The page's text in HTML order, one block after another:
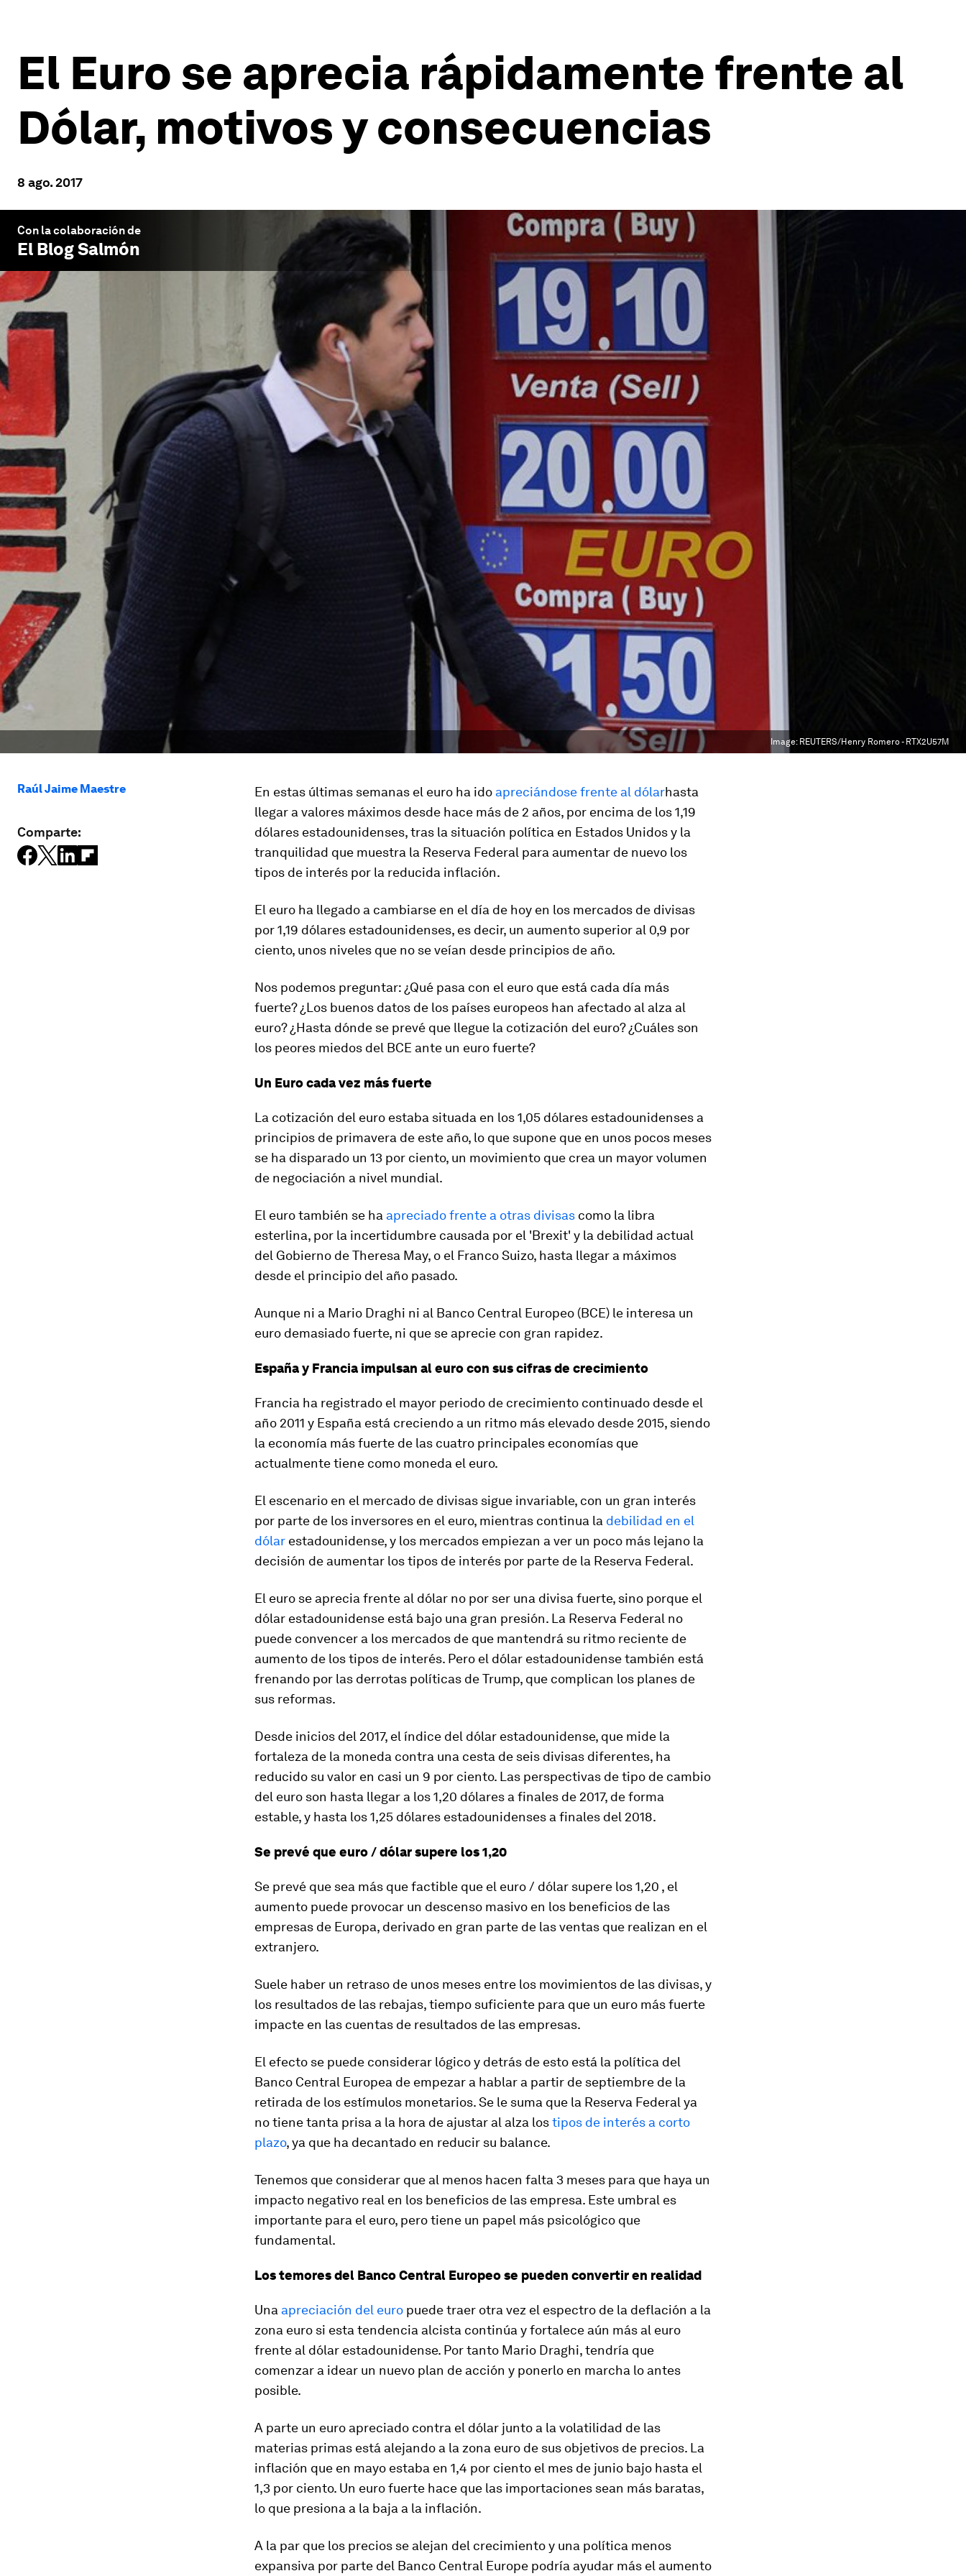
El Euro se aprecia rápidamente frente al
Dólar, motivos y consecuencias
8 ago. 2017
Con la colaboración de
El Blog Salmón
Image: REUTERS/Henry Romero - RTX2U57M
Raúl Jaime Maestre
Comparte:
En estas últimas semanas el euro ha ido apreciándose frente al dólarhasta
llegar a valores máximos desde hace más de 2 años, por encima de los 1,19
dólares estadounidenses, tras la situación política en Estados Unidos y la
tranquilidad que muestra la Reserva Federal para aumentar de nuevo los
tipos de interés por la reducida inflación.
El euro ha llegado a cambiarse en el día de hoy en los mercados de divisas
por 1,19 dólares estadounidenses, es decir, un aumento superior al 0,9 por
ciento, unos niveles que no se veían desde principios de año.
Nos podemos preguntar: ¿Qué pasa con el euro que está cada día más
fuerte? ¿Los buenos datos de los países europeos han afectado al alza al
euro? ¿Hasta dónde se prevé que llegue la cotización del euro? ¿Cuáles son
los peores miedos del BCE ante un euro fuerte?
Un Euro cada vez más fuerte
La cotización del euro estaba situada en los 1,05 dólares estadounidenses a
principios de primavera de este año, lo que supone que en unos pocos meses
se ha disparado un 13 por ciento, un movimiento que crea un mayor volumen
de negociación a nivel mundial.
El euro también se ha apreciado frente a otras divisas como la libra
esterlina, por la incertidumbre causada por el 'Brexit' y la debilidad actual
del Gobierno de Theresa May, o el Franco Suizo, hasta llegar a máximos
desde el principio del año pasado.
Aunque ni a Mario Draghi ni al Banco Central Europeo (BCE) le interesa un
euro demasiado fuerte, ni que se aprecie con gran rapidez.
España y Francia impulsan al euro con sus cifras de crecimiento
Francia ha registrado el mayor periodo de crecimiento continuado desde el
año 2011 y España está creciendo a un ritmo más elevado desde 2015, siendo
la economía más fuerte de las cuatro principales economías que
actualmente tiene como moneda el euro.
El escenario en el mercado de divisas sigue invariable, con un gran interés
por parte de los inversores en el euro, mientras continua la debilidad en el
dólar estadounidense, y los mercados empiezan a ver un poco más lejano la
decisión de aumentar los tipos de interés por parte de la Reserva Federal.
El euro se aprecia frente al dólar no por ser una divisa fuerte, sino porque el
dólar estadounidense está bajo una gran presión. La Reserva Federal no
puede convencer a los mercados de que mantendrá su ritmo reciente de
aumento de los tipos de interés. Pero el dólar estadounidense también está
frenando por las derrotas políticas de Trump, que complican los planes de
sus reformas.
Desde inicios del 2017, el índice del dólar estadounidense, que mide la
fortaleza de la moneda contra una cesta de seis divisas diferentes, ha
reducido su valor en casi un 9 por ciento. Las perspectivas de tipo de cambio
del euro son hasta llegar a los 1,20 dólares a finales de 2017, de forma
estable, y hasta los 1,25 dólares estadounidenses a finales del 2018.
Se prevé que euro / dólar supere los 1,20
Se prevé que sea más que factible que el euro / dólar supere los 1,20 , el
aumento puede provocar un descenso masivo en los beneficios de las
empresas de Europa, derivado en gran parte de las ventas que realizan en el
extranjero.
Suele haber un retraso de unos meses entre los movimientos de las divisas, y
los resultados de las rebajas, tiempo suficiente para que un euro más fuerte
impacte en las cuentas de resultados de las empresas.
El efecto se puede considerar lógico y detrás de esto está la política del
Banco Central Europea de empezar a hablar a partir de septiembre de la
retirada de los estímulos monetarios. Se le suma que la Reserva Federal ya
no tiene tanta prisa a la hora de ajustar al alza lostipos de interés a corto
plazo, ya que ha decantado en reducir su balance.
Tenemos que considerar que al menos hacen falta 3 meses para que haya un
impacto negativo real en los beneficios de las empresa. Este umbral es
importante para el euro, pero tiene un papel más psicológico que
fundamental.
Los temores del Banco Central Europeo se pueden convertir en realidad
Una apreciación del euro puede traer otra vez el espectro de la deflación a la
zona euro si esta tendencia alcista continúa y fortalece aún más al euro
frente al dólar estadounidense. Por tanto Mario Draghi, tendría que
comenzar a idear un nuevo plan de acción y ponerlo en marcha lo antes
posible.
A parte un euro apreciado contra el dólar junto a la volatilidad de las
materias primas está alejando a la zona euro de sus objetivos de precios. La
inflación que en mayo estaba en 1,4 por ciento el mes de junio bajo hasta el
1,3 por ciento. Un euro fuerte hace que las importaciones sean más baratas,
lo que presiona a la baja a la inflación.
A la par que los precios se alejan del crecimiento y una política menos
expansiva por parte del Banco Central Europe podría ayudar más el aumento